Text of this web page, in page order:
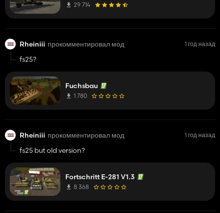
29 714
Rheiniii прокомментировал мод 1 год назад
fs25?
Fuchsbau
1 780
Rheiniii прокомментировал мод 1 год назад
fs25 but old version?
Fortschritt E-281 V1.3
8 368